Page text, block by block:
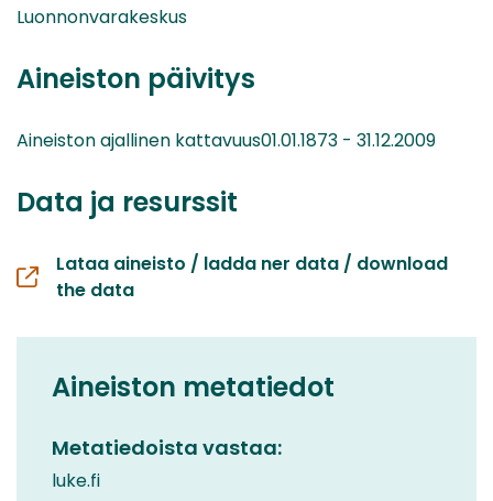
Luonnonvarakeskus
Aineiston päivitys
Aineiston ajallinen kattavuus01.01.1873 - 31.12.2009
Data ja resurssit
Lataa aineisto / ladda ner data / download
the data
Aineiston metatiedot
Metatiedoista vastaa:
luke.fi